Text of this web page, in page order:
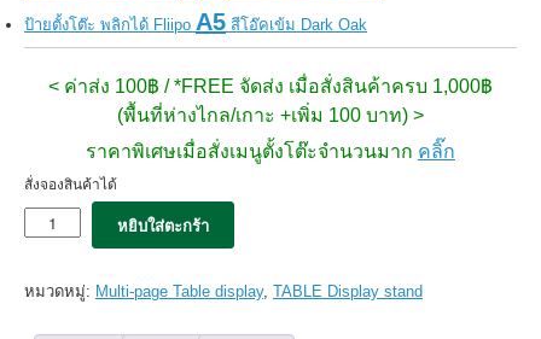
ป้ายตั้งโต๊ะ พลิกได้ Fliipo A5 สีโอ๊คเข้ม Dark Oak
< ค่าส่ง 100฿ / *FREE จัดส่ง เมื่อสั่งสินค้าครบ 1,000฿
(พื้นที่ห่างไกล/เกาะ +เพิ่ม 100 บาท) >
ราคาพิเศษเมื่อสั่งเมนูตั้งโต๊ะจำนวนมาก คลิ๊ก
สั่งจองสินค้าได้
จำนวน
ป้าย
หยิบใส่ตะกร้า
หมวดหมู่: Multi-page Table display, TABLE Display stand